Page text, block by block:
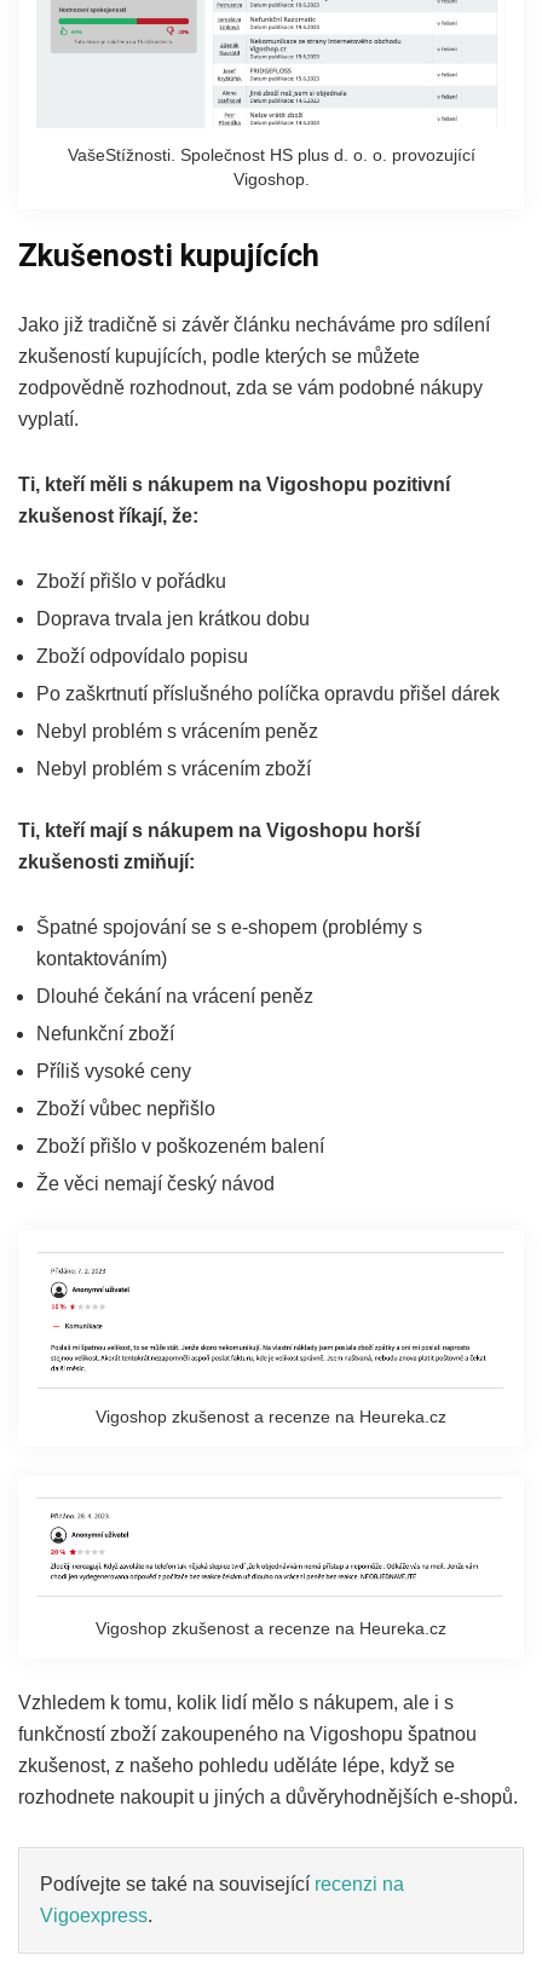
VašeStížnosti. Společnost HS plus d. o. o. provozující
Vigoshop.
Zkušenosti kupujících
Jako již tradičně si závěr článku necháváme pro sdílení
zkušeností kupujících, podle kterých se můžete
zodpovědně rozhodnout, zda se vám podobné nákupy
vyplatí.
Ti, kteří měli s nákupem na Vigoshopu pozitivní
zkušenost říkají, že:
Zboží přišlo v pořádku
Doprava trvala jen krátkou dobu
Zboží odpovídalo popisu
Po zaškrtnutí příslušného políčka opravdu přišel dárek
Nebyl problém s vrácením peněz
Nebyl problém s vrácením zboží
Ti, kteří mají s nákupem na Vigoshopu horší
zkušenosti zmiňují:
Špatné spojování se s e-shopem (problémy s
kontaktováním)
Dlouhé čekání na vrácení peněz
Nefunkční zboží
Příliš vysoké ceny
Zboží vůbec nepřišlo
Zboží přišlo v poškozeném balení
Že věci nemají český návod
Vigoshop zkušenost a recenze na Heureka.cz
Vigoshop zkušenost a recenze na Heureka.cz
Vzhledem k tomu, kolik lidí mělo s nákupem, ale i s
funkčností zboží zakoupeného na Vigoshopu špatnou
zkušenost, z našeho pohledu uděláte lépe, když se
rozhodnete nakoupit u jiných a důvěryhodnějších e-shopů.
Podívejte se také na související recenzi na
Vigoexpress.